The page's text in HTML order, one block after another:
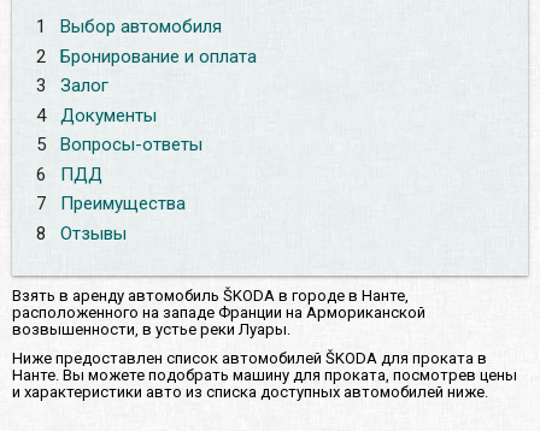
1
Выбор автомобиля
2
Бронирование и оплата
3
Залог
4
Документы
5
Вопросы-ответы
6
ПДД
7
Преимущества
8
Отзывы
Взять в аренду автомобиль ŠKODA в городе в Нанте,
расположенного на западе Франции на Армориканской
возвышенности, в устье реки Луары.
Ниже предоставлен список автомобилей ŠKODA для проката в
Нанте. Вы можете подобрать машину для проката, посмотрев цены
и характеристики авто из списка доступных автомобилей ниже.